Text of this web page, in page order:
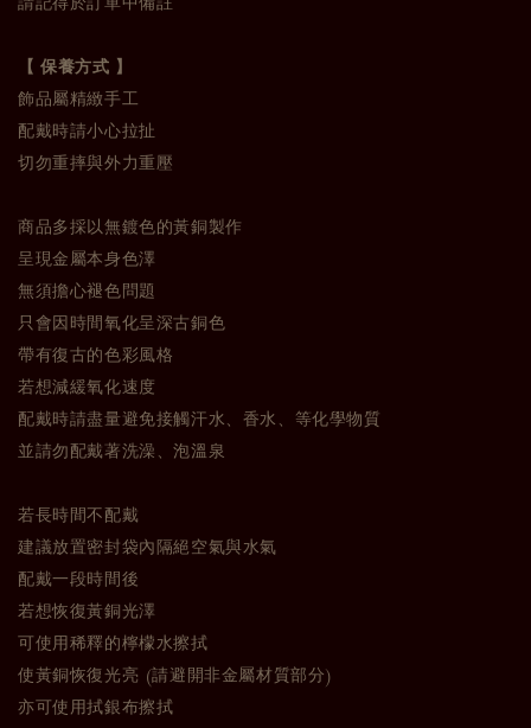
【 保養方式 】
飾品屬精緻手工
配戴時請小心拉扯
切勿重摔與外力重壓
商品多採以無鍍色的黃銅製作
呈現金屬本身色澤
無須擔心褪色問題
只會因時間氧化呈深古銅色
帶有復古的色彩風格
若想減緩氧化速度
配戴時請盡量避免接觸汗水、香水、等化學物質
並請勿配戴著洗澡、泡溫泉
若長時間不配戴
建議放置密封袋內隔絕空氣與水氣
配戴一段時間後
若想恢復黃銅光澤
可使用稀釋的檸檬水擦拭
使黃銅恢復光亮 (請避開非金屬材質部分)
亦可使用拭銀布擦拭